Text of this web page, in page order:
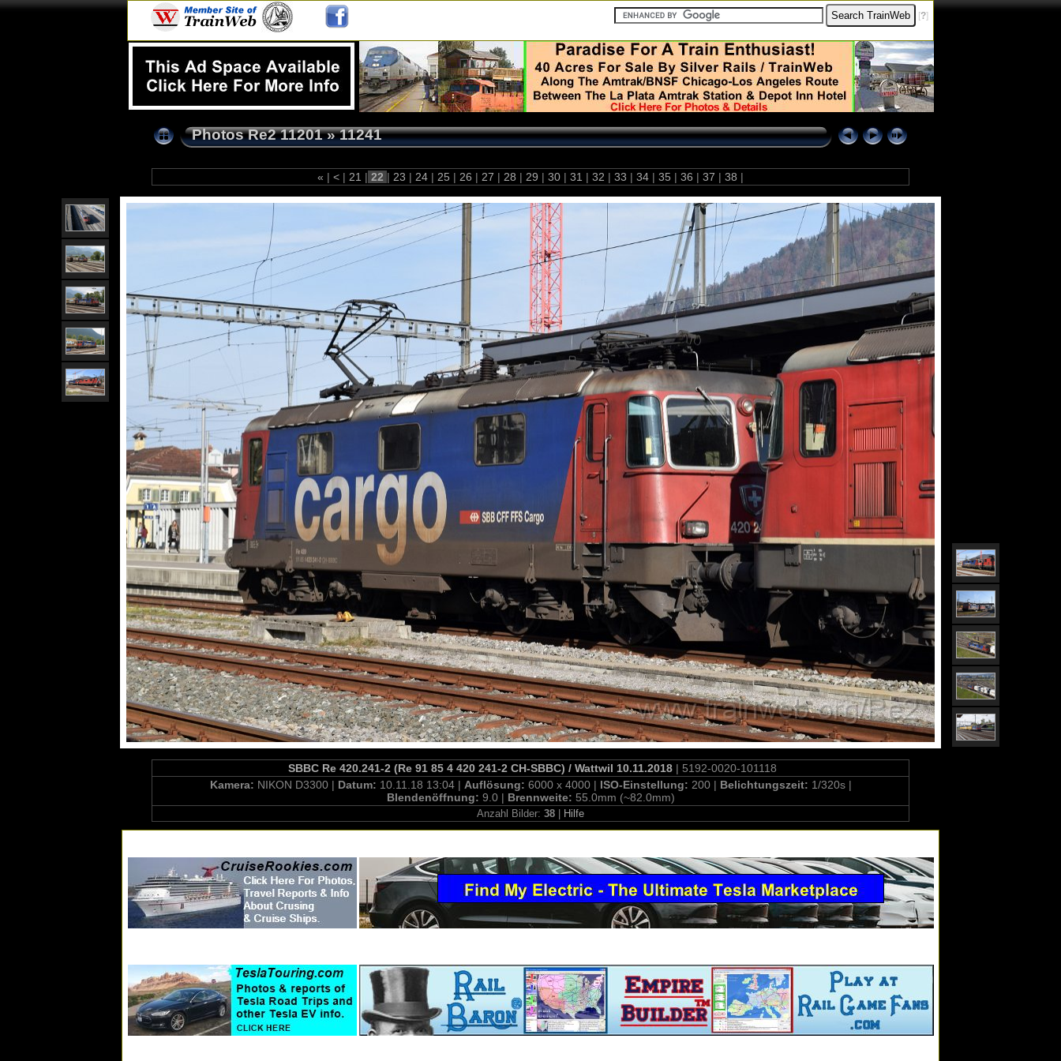
[?]
Photos Re2 11201»11241
« | < | 21 | 22 | 23 | 24 | 25 | 26 | 27 | 28 | 29 | 30 | 31 | 32 | 33 | 34 | 35 | 36 | 37 | 38 |
SBBC Re 420.241-2 (Re 91 85 4 420 241-2 CH-SBBC) / Wattwil 10.11.2018| 5192-0020-101118
Kamera: NIKON D3300 | Datum: 10.11.18 13:04 | Auflösung: 6000 x 4000 | ISO-Einstellung: 200 | Belichtungszeit: 1/320s |
Blendenöffnung: 9.0 | Brennweite: 55.0mm (~82.0mm)
Anzahl Bilder: 38 Hilfe